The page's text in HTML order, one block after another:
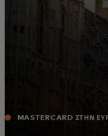
MASTERCARD ΣΤΗΝ